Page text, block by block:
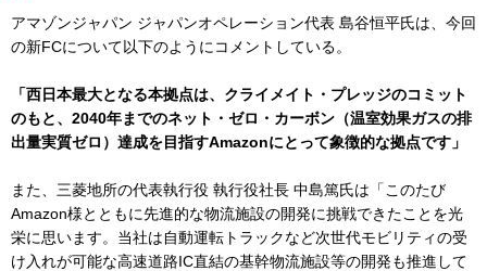
アマゾンジャパン ジャパンオペレーション代表 島谷恒平氏は、今回
の新FCについて以下のようにコメントしている。
「西日本最大となる本拠点は、クライメイト・プレッジのコミット
のもと、2040年までのネット・ゼロ・カーボン（温室効果ガスの排
出量実質ゼロ）達成を目指すAmazonにとって象徴的な拠点です」
また、三菱地所の代表執行役 執行役社長 中島篤氏は「このたび
Amazon様とともに先進的な物流施設の開発に挑戦できたことを光
栄に思います。当社は自動運転トラックなど次世代モビリティの受
け入れが可能な高速道路IC直結の基幹物流施設等の開発も推進して